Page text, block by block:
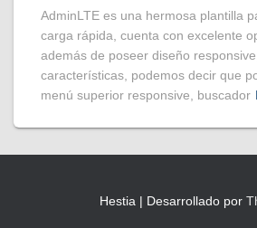
AdminLTE es una hermosa plantilla
carga rápida, cuenta con excelente
además de poseer diseño
características, podemos decir que
menú superior responsive, buscador
Hestia | Desarrollado por